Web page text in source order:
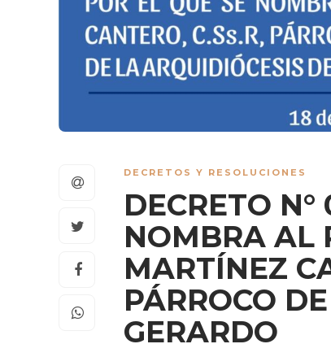
DECRETOS Y RESOLUCIONES
DECRETO
NOMBRA AL
MARTÍNEZ
PÁRROCO
GERARDO